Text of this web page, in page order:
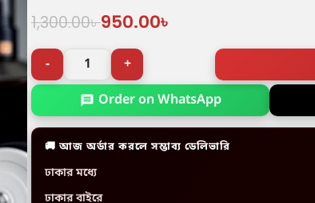
1,300.00৳950.00৳
Order on WhatsApp
🚚 আজ অর্ডার করলে সম্ভাব্য ডেলিভারি
ঢাকার মধ্যে
ঢাকার বাইরে